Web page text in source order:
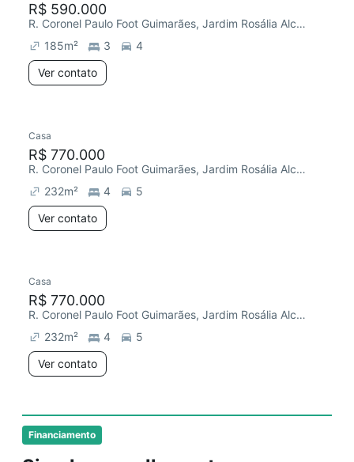
Financiamento
R$ 590.000
R. Coronel Paulo Foot Guimarães, Jardim Rosália Alcolea
185m² 3
4
Ver contato
Chegou este mês
Casa
R$ 770.000
R. Coronel Paulo Foot Guimarães, Jardim Rosália Alcolea
232m² 4
5
Ver contato
Chegou este mês
Casa
R$ 770.000
R. Coronel Paulo Foot Guimarães, Jardim Rosália Alcolea
232m² 4
5
Ver contato